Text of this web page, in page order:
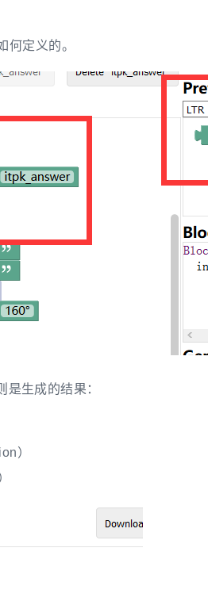
何定义的。
生成的结果：
）